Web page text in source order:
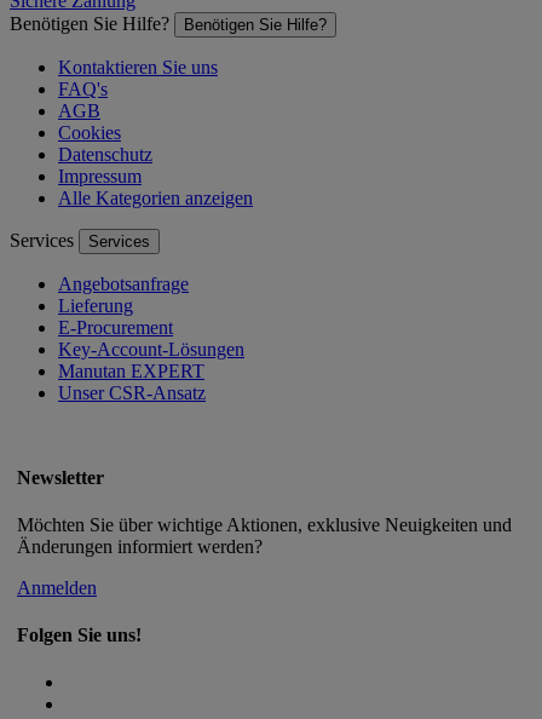
Benötigen Sie Hilfe?
Benötigen Sie Hilfe?
Kontaktieren Sie uns
FAQ's
AGB
Cookies
Datenschutz
Impressum
Alle Kategorien anzeigen
Services Services
Angebotsanfrage
Lieferung
E-Procurement
Key-Account-Lösungen
Manutan EXPERT
Unser CSR-Ansatz
Newsletter
Möchten Sie über wichtige Aktionen, exklusive Neuigkeiten und
Änderungen informiert werden?
Anmelden
Folgen Sie uns!